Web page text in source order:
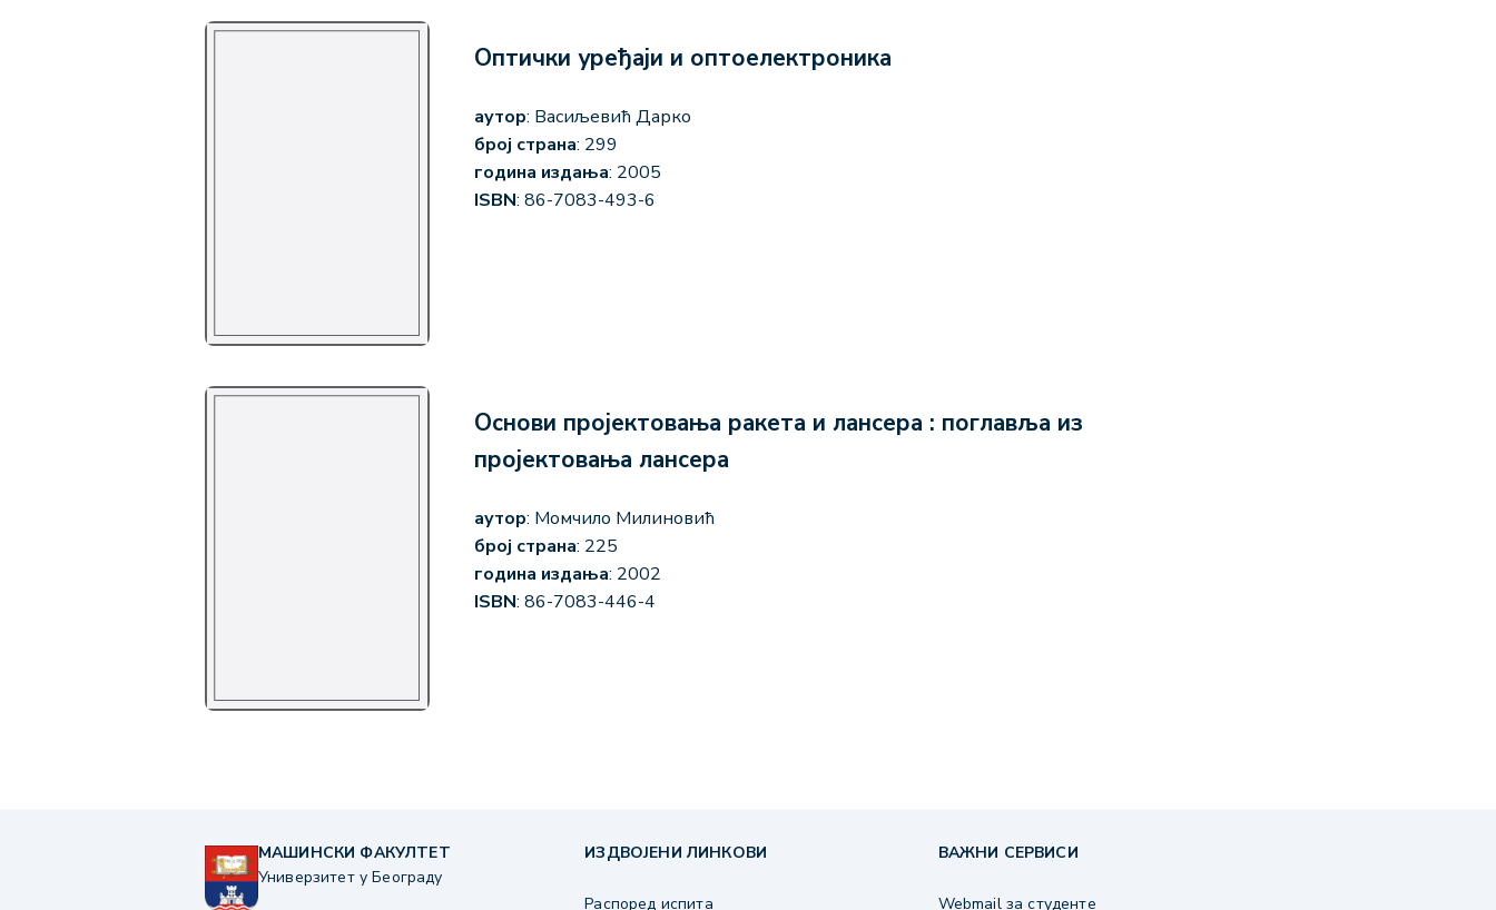
Оптички уређаји и оптоелектроника
аутор: Васиљевић Дарко
број страна: 299
година издања: 2005
ISBN: 86-7083-493-6
Основи пројектовања ракета и лансера : поглавља из
пројектовања лансера
аутор: Момчило Милиновић
број страна: 225
година издања: 2002
ISBN: 86-7083-446-4
МАШИНСКИ ФАКУЛТЕТ
Универзитет у Београду
ИЗДВОЈЕНИ ЛИНКОВИ
Распоред испита
ВАЖНИ СЕРВИСИ
Webmail за студенте